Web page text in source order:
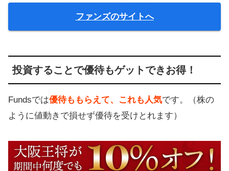
ファンズのサイトへ
投資することで優待もゲットできお得！
Fundsでは優待ももらえて、これも人気です。（株の
ように値動きで損せず優待を受けとれます）